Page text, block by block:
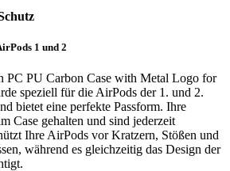
1 und 2
PU Carbon Case with Metal Logo for
speziell für die AirPods der 1. und 2.
bietet eine perfekte Passform. Ihre
Case gehalten und sind jederzeit
Ihre AirPods vor Kratzern, Stößen und
während es gleichzeitig das Design der